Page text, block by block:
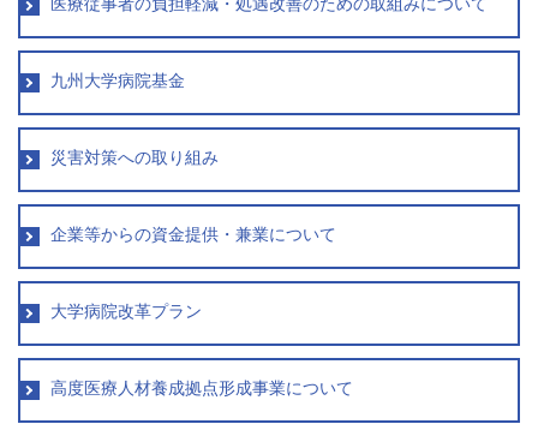
九州大学病院 別府病院
九州大学病院基金
災害対策への取り組み
企業等からの資金提供・兼業について
大学病院改革プラン
高度医療人材養成拠点形成事業について